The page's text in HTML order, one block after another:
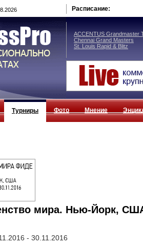
Расписание:
ACCENTUS Grandmaster
Chennai Grand Masters
St. Louis Rapid & Blitz
Турниры Фото Мнение
мира. Нью-Йорк,
- 30.11.2016